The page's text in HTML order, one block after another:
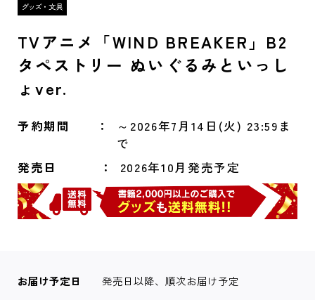
TVアニメ「WIND BREAKER」B2
タペストリー ぬいぐるみといっし
ょver.
予約期間
～2026年7月14日(火) 23:59ま
で
発売日
2026年10月発売予定
お届け予定日 発売日以降、順次お届け予定